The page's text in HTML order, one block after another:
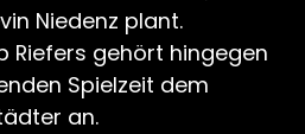
Niedenz plant.
Riefers gehört hingegen
Spielzeit dem
an.